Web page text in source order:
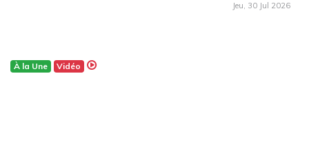
Jeu, 30 Jul 2026
À la Une Vidéo